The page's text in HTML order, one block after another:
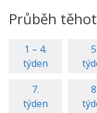
Průběh
1 – 4.
týden
5.
7.
týden
8.